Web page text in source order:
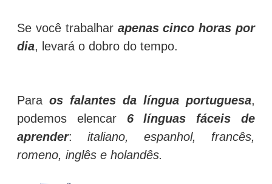
Se você trabalharapenas cinco horas por
dia, levará o dobro do tempo.
Para os falantes da língua portuguesa,
podemos elencar 6 línguas fáceis de
aprender: italiano, espanhol, francês,
romeno, inglês e holandês.